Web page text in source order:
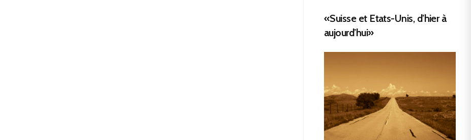
«Suisse et Etats-Unis, d’hier à
aujourd’hui»